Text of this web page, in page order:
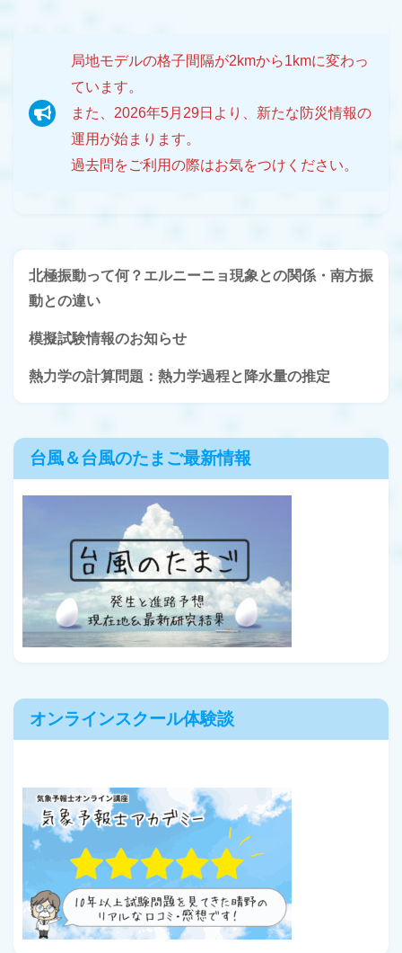
局地モデルの格子間隔が2kmから1kmに変わっ
ています。
また、2026年5月29日より、新たな防災情報の
運用が始まります。
過去問をご利用の際はお気をつけください。
北極振動って何？エルニーニョ現象との関係・南方振
動との違い
模擬試験情報のお知らせ
熱力学の計算問題：熱力学過程と降水量の推定
台風＆台風のたまご最新情報
オンラインスクール体験談